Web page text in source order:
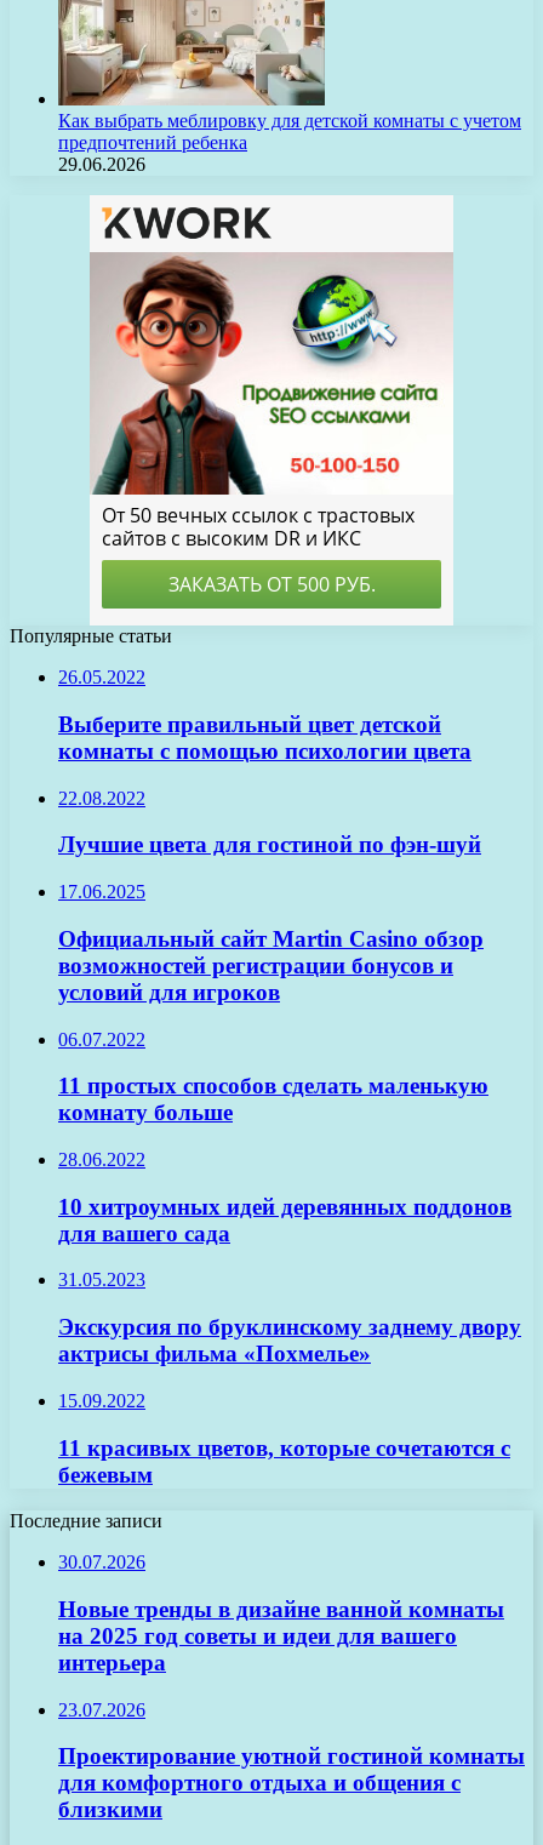
Как выбрать меблировку для детской комнаты с учетом
предпочтений ребенка
29.06.2026
Популярные статьи
26.05.2022
Выберите правильный цвет детской
комнаты с помощью психологии цвета
22.08.2022
Лучшие цвета для гостиной по фэн-шуй
17.06.2025
Официальный сайт Martin Casino обзор
возможностей регистрации бонусов и
условий для игроков
06.07.2022
11 простых способов сделать маленькую
комнату больше
28.06.2022
10 хитроумных идей деревянных поддонов
для вашего сада
31.05.2023
Экскурсия по бруклинскому заднему двору
актрисы фильма «Похмелье»
15.09.2022
11 красивых цветов, которые сочетаются с
бежевым
Последние записи
30.07.2026
Новые тренды в дизайне ванной комнаты
на 2025 год советы и идеи для вашего
интерьера
23.07.2026
Проектирование уютной гостиной комнаты
для комфортного отдыха и общения с
близкими